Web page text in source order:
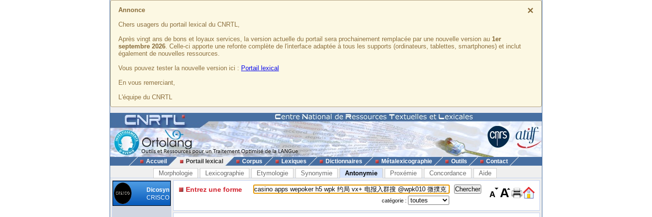
×
Annonce
Chers usagers du portail lexical du CNRTL,
Après vingt ans de bons et loyaux services, la version actuelle du portail sera prochainement remplacée par une nouvelle version au 1er
septembre 2026. Celle-ci apporte une refonte complète de l'interface adaptée à tous les supports (ordinateurs, tablettes, smartphones) et inclut
également de nouvelles ressources.
Vous pouvez tester la nouvelle version ici : Portail lexical
En vous remerciant,
L'équipe du CNRTL
Accueil Portail lexical Corpus Lexiques Dictionnaires Métalexicographie Outils Contact
Morphologie Lexicographie Etymologie Synonymie Antonymie Proxémie Concordance Aide
Dicosyn
CRISCO
Entrez une forme
catégorie :